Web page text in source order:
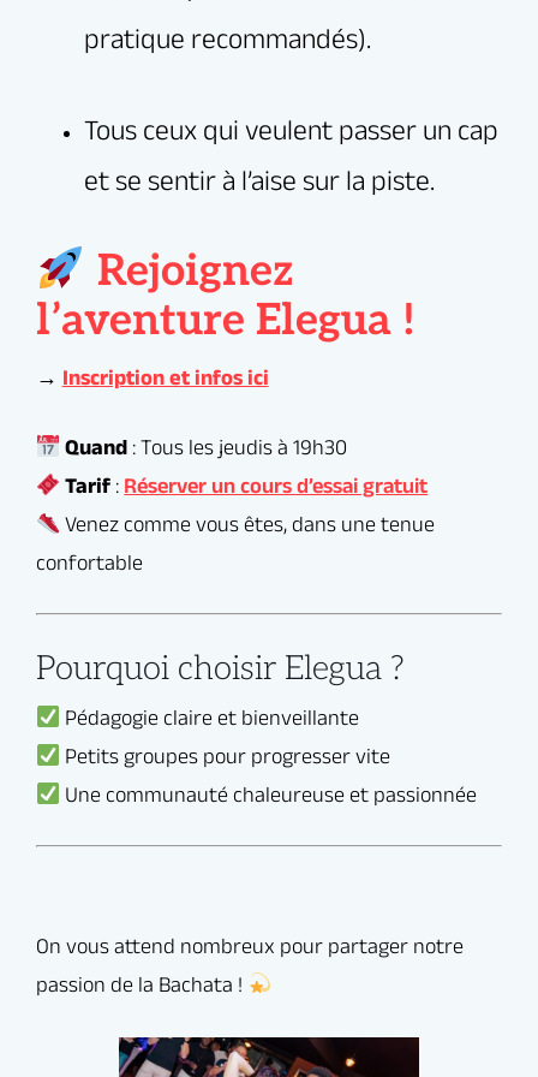
Rejoignez
l’aventure Elegua !
Pourquoi choisir Elegua ?